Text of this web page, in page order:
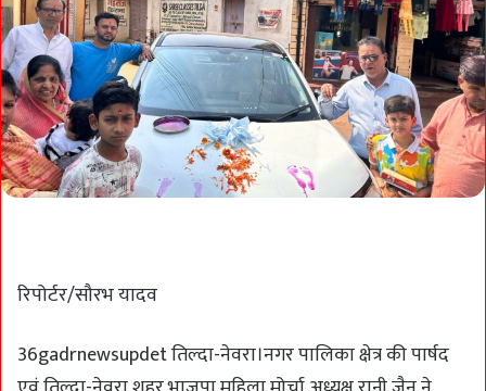
रिपोर्टर/सौरभ यादव
36gadrnewsupdet तिल्दा-नेवरा।नगर पालिका क्षेत्र की पार्षद